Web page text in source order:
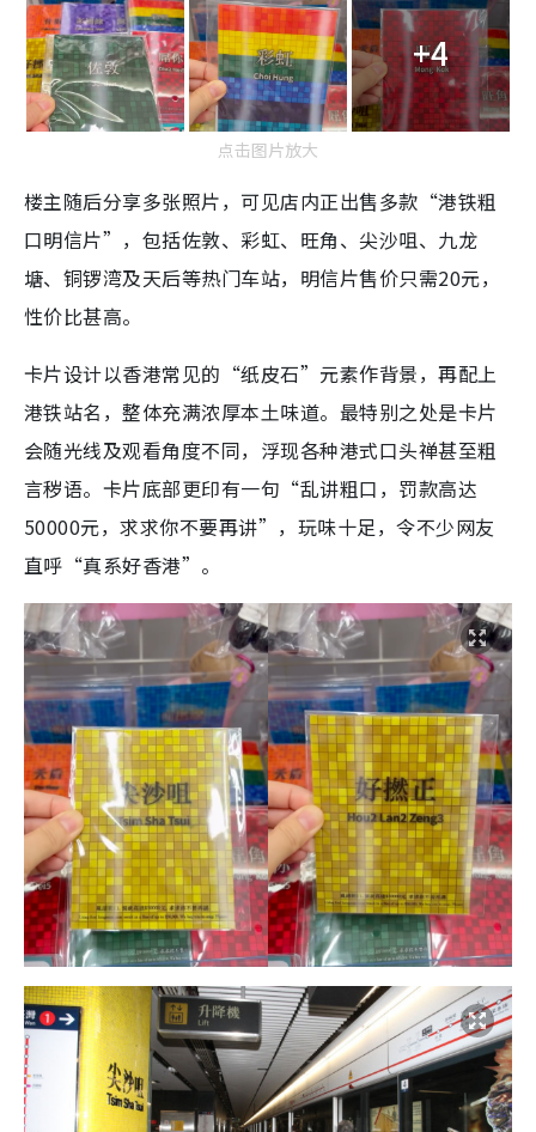
+4
点击图片放大
楼主随后分享多张照片，可见店内正出售多款“港铁粗
口明信片”，包括佐敦、彩虹、旺角、尖沙咀、九龙
塘、铜锣湾及天后等热门车站，明信片售价只需20元，
性价比甚高。
卡片设计以香港常见的“纸皮石”元素作背景，再配上
港铁站名，整体充满浓厚本土味道。最特别之处是卡片
会随光线及观看角度不同，浮现各种港式口头禅甚至粗
言秽语。卡片底部更印有一句“乱讲粗口，罚款高达
50000元，求求你不要再讲”，玩味十足，令不少网友
直呼“真系好香港”。